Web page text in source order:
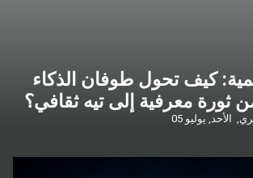
كيف تحول طوفان الذكاء
ثورة معرفية إلى تيه ثقافي؟
الأحد, يوليو 05